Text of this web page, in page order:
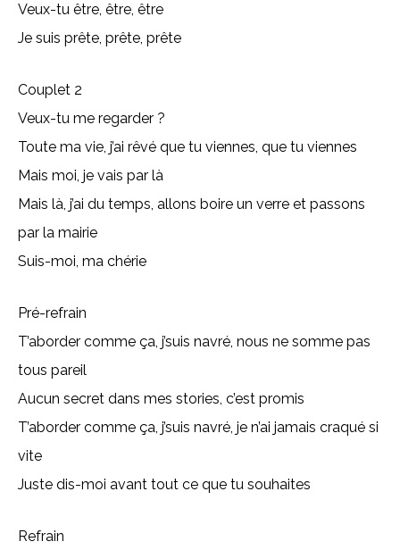
Veux-tu être, être, être
Je suis prête, prête, prête
Couplet 2
Veux-tu me regarder ?
Toute ma vie, j’ai rêvé que tu viennes, que tu viennes
Mais moi, je vais par là
Mais là, j’ai du temps, allons boire un verre et passons
par la mairie
Suis-moi, ma chérie
Pré-refrain
T’aborder comme ça, j’suis navré, nous ne somme pas
tous pareil
Aucun secret dans mes stories, c’est promis
T’aborder comme ça, j’suis navré, je n’ai jamais craqué si
vite
Juste dis-moi avant tout ce que tu souhaites
Refrain